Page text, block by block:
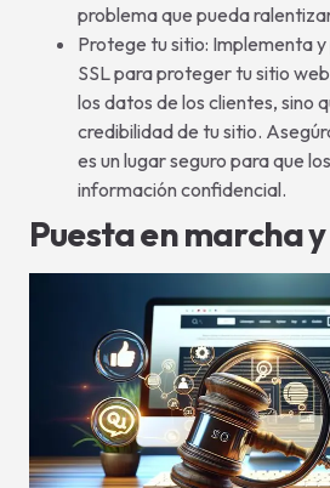
problema que pueda
Protege tu sitio: Implementa
SSL para proteger tu sitio
los datos de los clientes, sino
credibilidad de tu sitio.
es un lugar seguro para que
información confidencial.
Puesta en marcha